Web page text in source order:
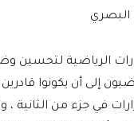
البصري
الرياضية لتحسين
إلى أن يكونوا
في جزء من الثانية ،